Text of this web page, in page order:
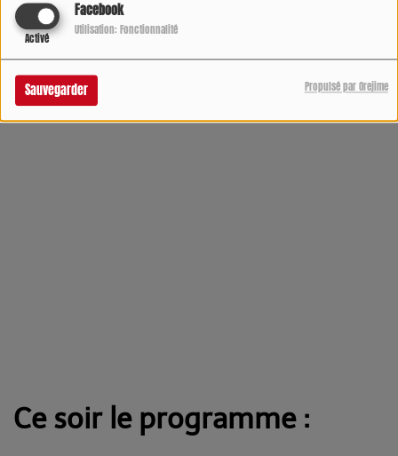
Facebook
Activé
Utilisation: Fonctionnalité
Sauvegarder Propulsé par Orejime
Ce soir le programme :